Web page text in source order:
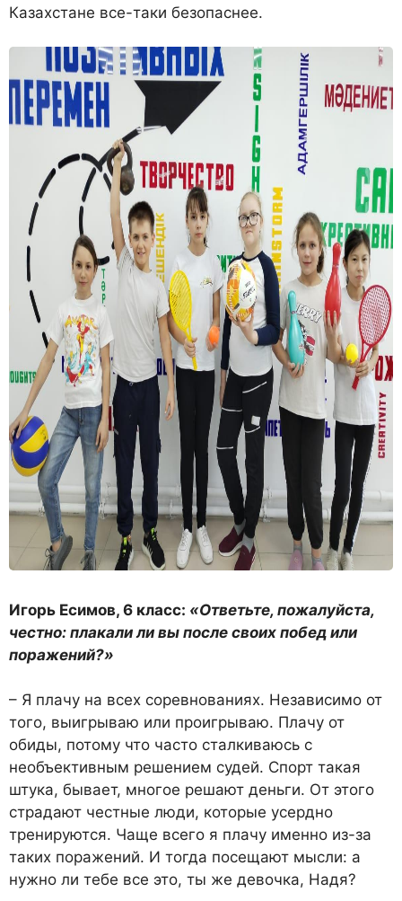
Казахстане все-таки безопаснее.
Игорь Есимов, 6 класс: «Ответьте, пожалуйста,
честно: плакали ли вы после своих побед или
поражений?»
– Я плачу на всех соревнова­ниях. Независимо от
того, вы­игрываю или проигрываю. Пла­чу от
обиды, потому что часто сталкиваюсь с
необъективным решением судей. Спорт такая
штука, бывает, многое реша­ют деньги. От этого
страдают честные люди, которые усерд­но
тренируются. Чаще всего я плачу именно из-за
таких пора­жений. И тогда посещают мыс­ли: а
нужно ли тебе все это, ты же девочка, Надя?